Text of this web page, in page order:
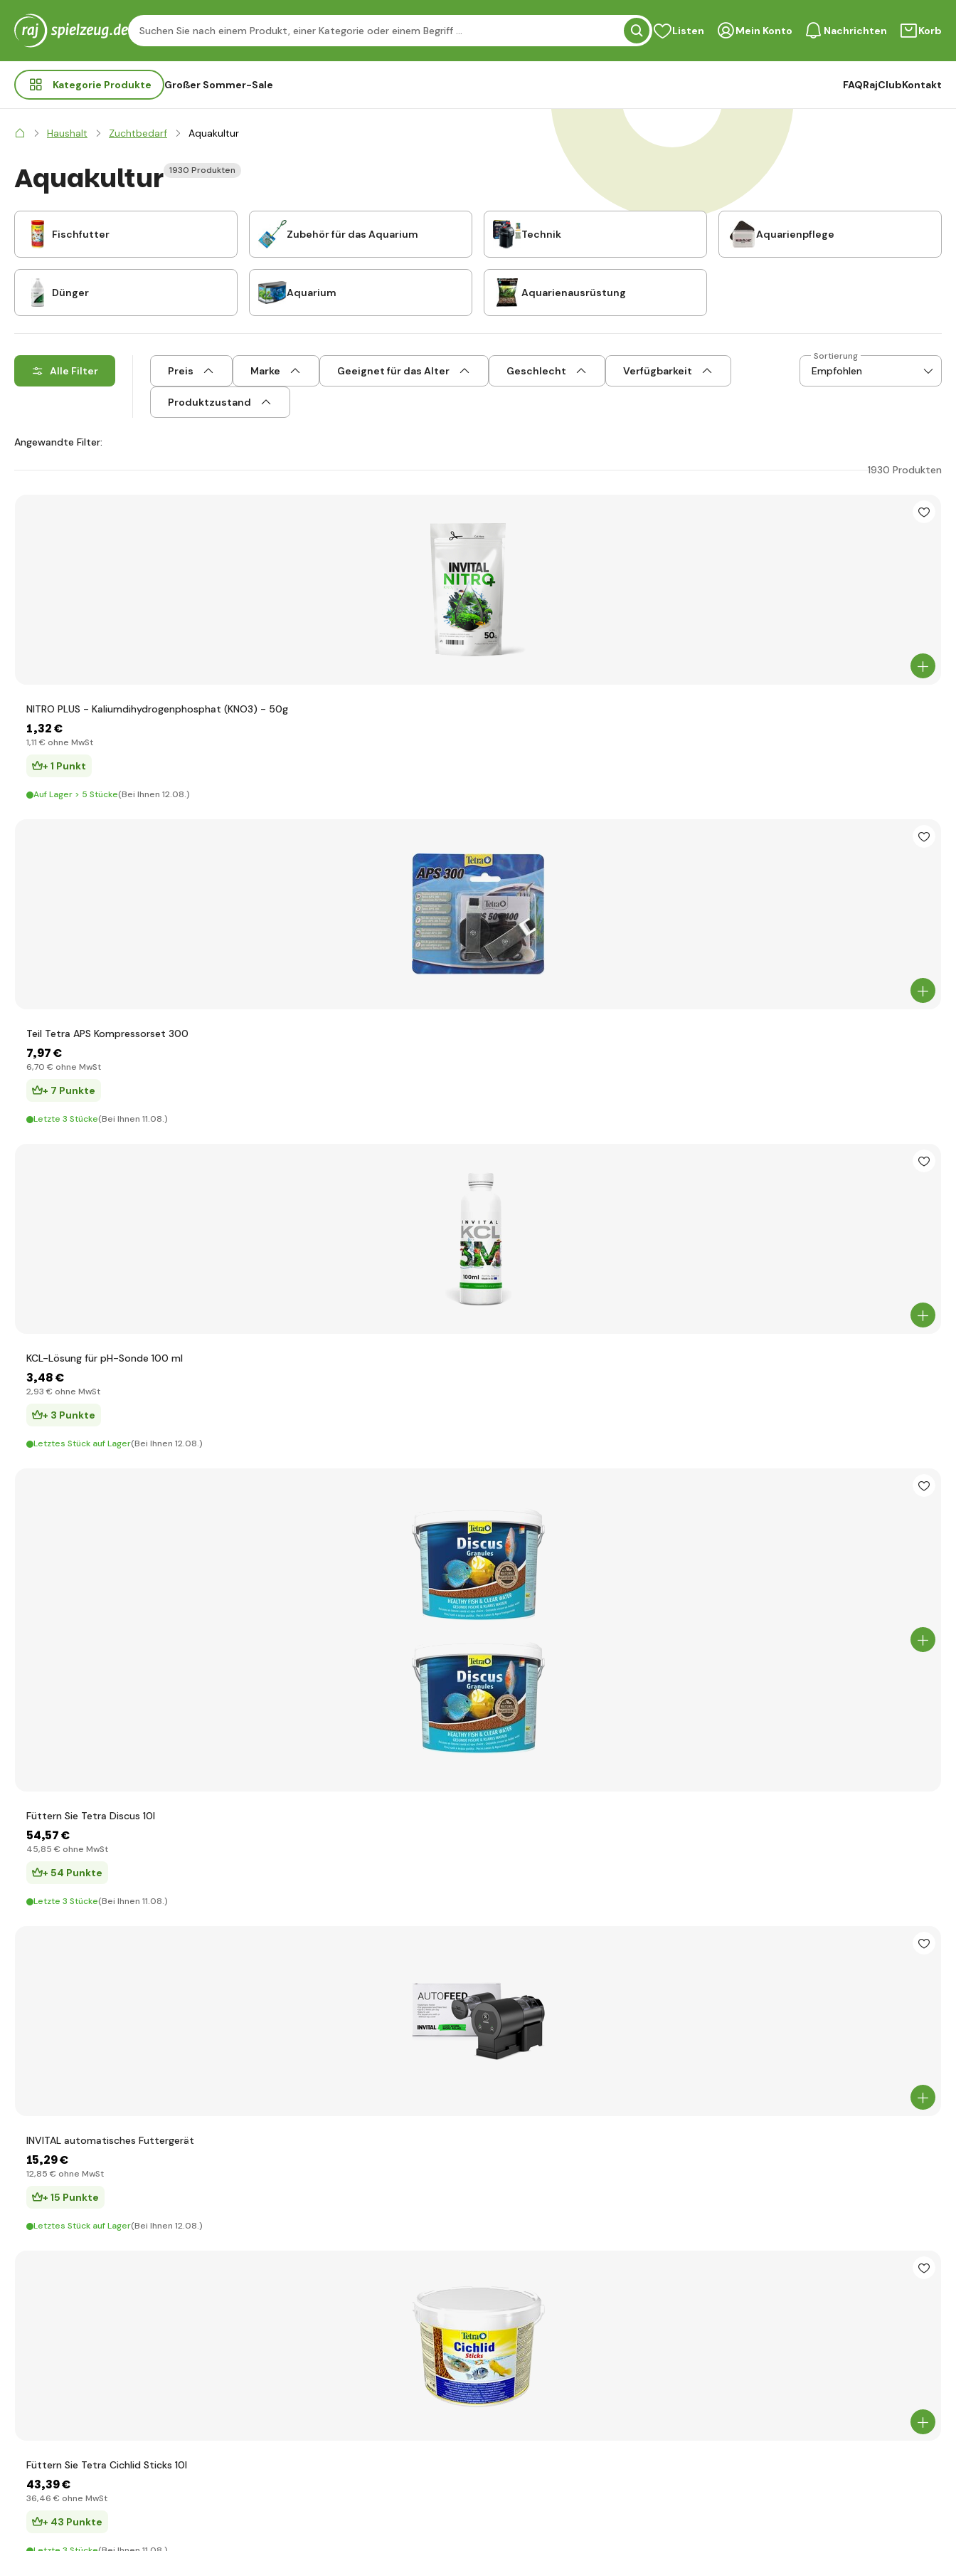
Listen Mein Konto Nachrichten Korb
Kategorie Produkte Großer Sommer-Sale FAQRajClubKontakt
Haushalt Zuchtbedarf Aquakultur
Aquakultur 1930 Produkten
Fischfutter Zubehör für das Aquarium Technik Aquarienpflege
Dünger Aquarium Aquarienausrüstung
Alle Filter Preis Marke Geeignet für das Alter Geschlecht Verfügbarkeit
Produktzustand
Sortierung
Angewandte Filter:
1930 Produkten
NITRO PLUS - Kaliumdihydrogenphosphat (KNO3) - 50g
1,32 €
1,11 € ohne MwSt
+ 1 Punkt
Auf Lager > 5 Stücke(Bei Ihnen 12.08.)
Teil Tetra APS Kompressorset 300
7,97 €
6,70 € ohne MwSt
+ 7 Punkte
Letzte 3 Stücke(Bei Ihnen 11.08.)
KCL-Lösung für pH-Sonde 100 ml
3,48 €
2,93 € ohne MwSt
+ 3 Punkte
Letztes Stück auf Lager(Bei Ihnen 12.08.)
Füttern Sie Tetra Discus 10l
54,57 €
45,85 € ohne MwSt
+ 54 Punkte
Letzte 3 Stücke(Bei Ihnen 11.08.)
INVITAL automatisches Futtergerät
15,29 €
12,85 € ohne MwSt
+ 15 Punkte
Letztes Stück auf Lager(Bei Ihnen 12.08.)
Füttern Sie Tetra Cichlid Sticks 10l
43,39 €
36,46 € ohne MwSt
+ 43 Punkte